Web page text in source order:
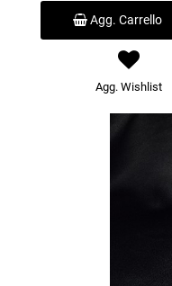
Agg. Carrello
Agg. Wishlist